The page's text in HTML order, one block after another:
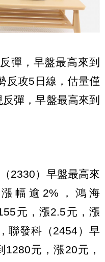
彈，早盤最高來到
反攻5日線，估量僅
彈，早盤最高來到
2330）早盤最高來
幅逾2%，鴻海
元，漲2.5元，漲
聯發科（2454）早
元，漲20元，